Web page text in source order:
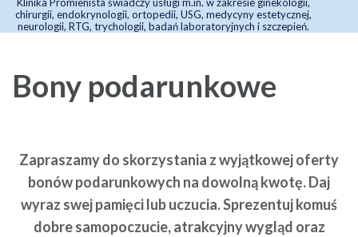
chirurgii, endokrynologii, ortopedii, USG, medycyny estetycznej,
neurologii, RTG, trychologii, badań laboratoryjnych i szczepień.
Bony podarunkowe
Zapraszamy do skorzystania z wyjątkowej oferty
bonów podarunkowych na dowolną kwotę.Daj
wyraz swej pamięci lub uczucia. Sprezentuj komuś
dobre samopoczucie, atrakcyjny wygląd oraz